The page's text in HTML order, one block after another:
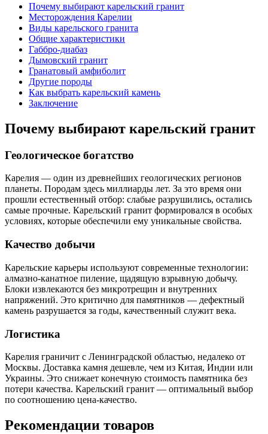
Почему выбирают карельский гранит
Месторождения Карелии
Виды карельского гранита
Общие характеристики
Габбро-диабаз
Дымовский гранит
Гранатовый амфиболит
Другие породы
Как выбрать карельский камень
Заключение
Почему выбирают карельский гранит
Геологическое богатство
Карелия — один из древнейших геологических регионов
планеты. Породам здесь миллиарды лет. За это время они
прошли естественный отбор: слабые разрушились, остались
самые прочные. Карельский гранит формировался в особых
условиях, которые обеспечили ему уникальные свойства.
Качество добычи
Карельские карьеры используют современные технологии:
алмазно-канатное пиление, щадящую взрывную добычу.
Блоки извлекаются без микротрещин и внутренних
напряжений. Это критично для памятников — дефектный
камень разрушается за годы, качественный служит века.
Логистика
Карелия граничит с Ленинградской областью, недалеко от
Москвы. Доставка камня дешевле, чем из Китая, Индии или
Украины. Это снижает конечную стоимость памятника без
потери качества. Карельский гранит — оптимальный выбор
по соотношению цена-качество.
Рекомендации товаров